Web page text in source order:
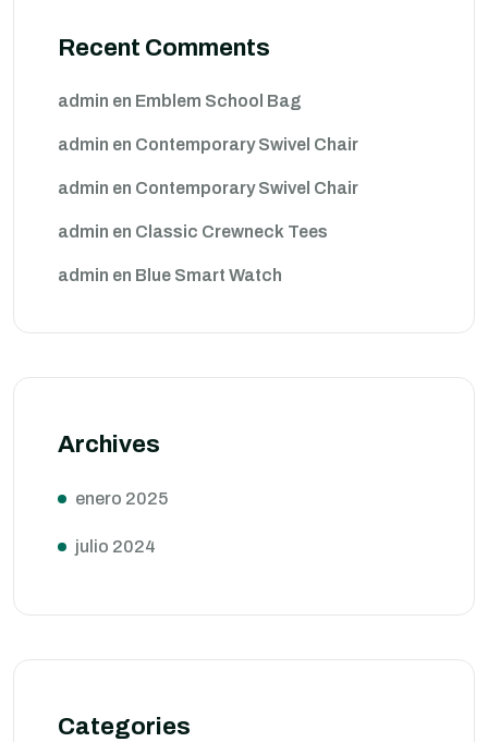
Recent Comments
admin en Emblem School Bag
admin en Contemporary Swivel Chair
admin en Contemporary Swivel Chair
admin en Classic Crewneck Tees
admin en Blue Smart Watch
Archives
enero 2025
julio 2024
Categories